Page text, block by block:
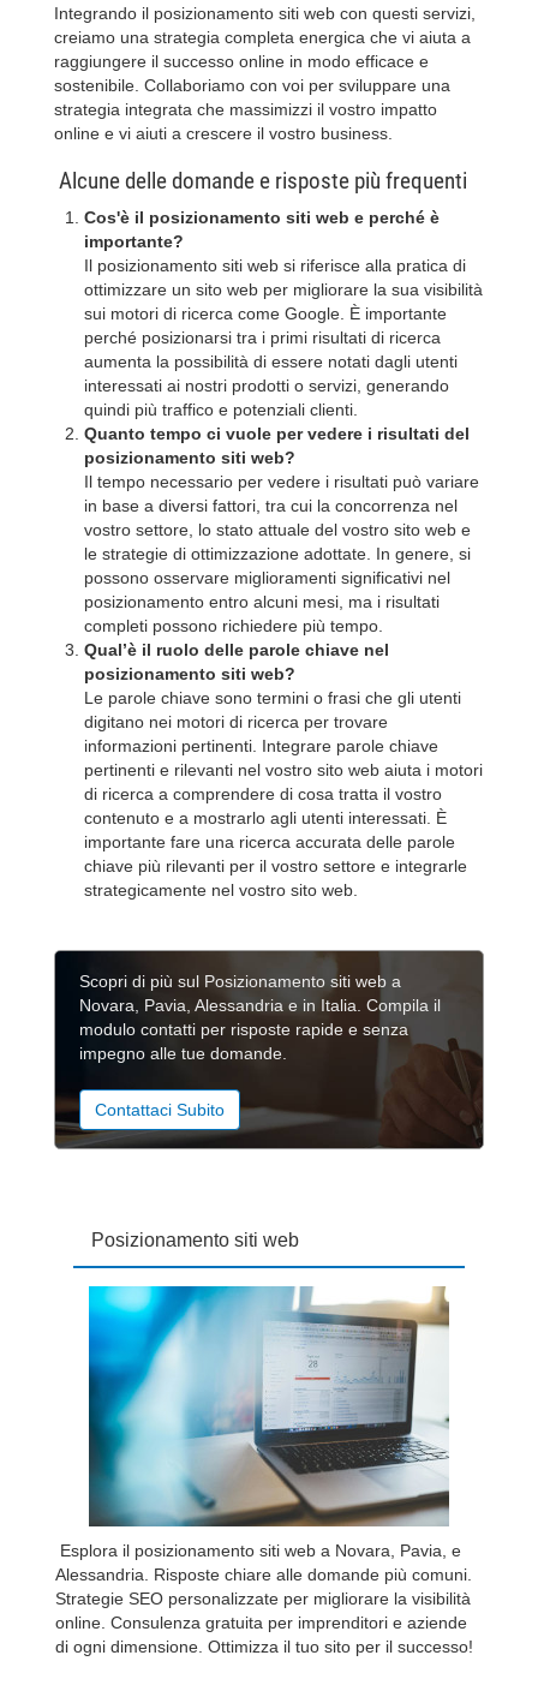
Integrando il posizionamento siti web con questi servizi,
creiamo una strategia completa energica che vi aiuta a
raggiungere il successo online in modo efficace e
sostenibile. Collaboriamo con voi per sviluppare una
strategia integrata che massimizzi il vostro impatto
online e vi aiuti a crescere il vostro business.
Alcune delle domande e risposte più frequenti
Cos'è il posizionamento siti web e perché è
importante?
Il posizionamento siti web si riferisce alla pratica di
ottimizzare un sito web per migliorare la sua visibilità
sui motori di ricerca come Google. È importante
perché posizionarsi tra i primi risultati di ricerca
aumenta la possibilità di essere notati dagli utenti
interessati ai nostri prodotti o servizi, generando
quindi più traffico e potenziali clienti.
Quanto tempo ci vuole per vedere i risultati del
posizionamento siti web?
Il tempo necessario per vedere i risultati può variare
in base a diversi fattori, tra cui la concorrenza nel
vostro settore, lo stato attuale del vostro sito web e
le strategie di ottimizzazione adottate. In genere, si
possono osservare miglioramenti significativi nel
posizionamento entro alcuni mesi, ma i risultati
completi possono richiedere più tempo.
Qual’è il ruolo delle parole chiave nel
posizionamento siti web?
Le parole chiave sono termini o frasi che gli utenti
digitano nei motori di ricerca per trovare
informazioni pertinenti. Integrare parole chiave
pertinenti e rilevanti nel vostro sito web aiuta i motori
di ricerca a comprendere di cosa tratta il vostro
contenuto e a mostrarlo agli utenti interessati. È
importante fare una ricerca accurata delle parole
chiave più rilevanti per il vostro settore e integrarle
strategicamente nel vostro sito web.
Scopri di più sul Posizionamento siti web a
Novara, Pavia, Alessandria e in Italia. Compila il
modulo contatti per risposte rapide e senza
impegno alle tue domande.
Contattaci Subito
Posizionamento siti web
Esplora il posizionamento siti web a Novara, Pavia, e
Alessandria. Risposte chiare alle domande più comuni.
Strategie SEO personalizzate per migliorare la visibilità
online. Consulenza gratuita per imprenditori e aziende
di ogni dimensione. Ottimizza il tuo sito per il successo!